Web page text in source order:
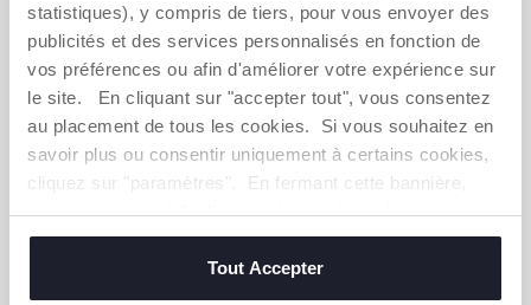
statistiques), y compris de tiers, pour vous envoyer des
publicités et des services personnalisés en fonction de
vos préférences ou afin d'améliorer votre expérience sur
le site. En cliquant sur "accepter tout", vous consentez
au placement de tous les cookies. Si vous souhaitez en
savoir plus ou consentir uniquement à certains cookies,
cliquez sur "paramètres". En fermant cette bannière,
vous consentez à l'utilisation des seuls cookies
techniques, qui sont essentiels au service demandé.
Tout Accepter
S'ABONNER À LA NEWSLETTER
Immédiatement pour vous un bon de 10 € à
dépenser en ligne.
OBTENIR LA RÉDUCTION
CONTACTER ?